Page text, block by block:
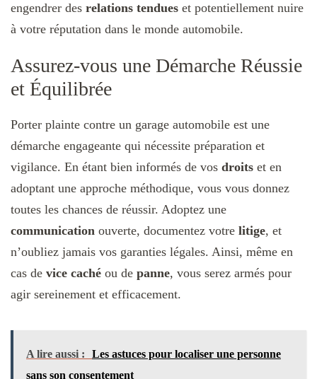
engendrer des relations tendues et potentiellement nuire
à votre réputation dans le monde automobile.
Assurez-vous une Démarche Réussie
et Équilibrée
Porter plainte contre un garage automobile est une
démarche engageante qui nécessite préparation et
vigilance. En étant bien informés de vos droits et en
adoptant une approche méthodique, vous vous donnez
toutes les chances de réussir. Adoptez une
communication ouverte, documentez votre litige, et
n’oubliez jamais vos garanties légales. Ainsi, même en
cas de vice caché ou de panne, vous serez armés pour
agir sereinement et efficacement.
A lire aussi :
Les astuces pour localiser une personne
sans son consentement